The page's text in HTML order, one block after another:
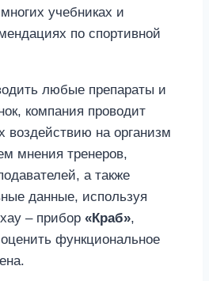
учебниках и
по спортивной
любые препараты и
компания проводит
воздействию на организм
мнения тренеров,
а также
данные, используя
– прибор «Краб»,
функциональное